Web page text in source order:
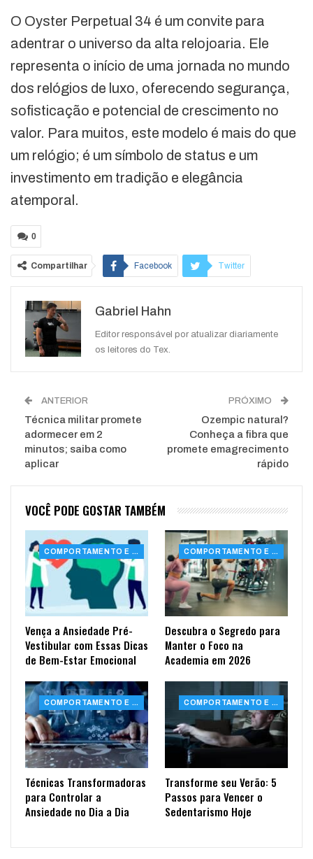
O Oyster Perpetual 34 é um convite para
adentrar o universo da alta relojoaria. Ele
representa o início de uma jornada no mundo
dos relógios de luxo, oferecendo segurança,
sofisticação e potencial de crescimento no
valor. Para muitos, este modelo é mais do que
um relógio; é um símbolo de status e um
investimento em tradição e elegância
atemporal.
0
Compartilhar Facebook Twitter
WhatsApp
Gabriel Hahn
Editor responsável por atualizar diariamente
os leitores do Tex.
ANTERIOR
Técnica militar promete
adormecer em 2
minutos; saiba como
aplicar
PRÓXIMO
Ozempic natural?
Conheça a fibra que
promete emagrecimento
rápido
VOCÊ PODE GOSTAR TAMBÉM
COMPORTAMENTO E SAÚDE
Vença a Ansiedade Pré-
Vestibular com Essas Dicas
de Bem-Estar Emocional
COMPORTAMENTO E SAÚDE
Descubra o Segredo para
Manter o Foco na
Academia em 2026
COMPORTAMENTO E SAÚDE
Técnicas Transformadoras
para Controlar a
Ansiedade no Dia a Dia
COMPORTAMENTO E SAÚDE
Transforme seu Verão: 5
Passos para Vencer o
Sedentarismo Hoje